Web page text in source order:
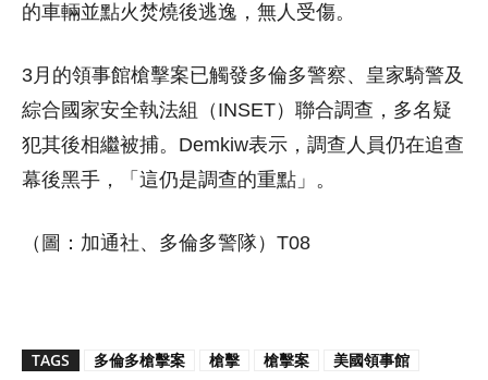
的車輛並點火焚燒後逃逸，無人受傷。
3月的領事館槍擊案已觸發多倫多警察、皇家騎警及
綜合國家安全執法組（INSET）聯合調查，多名疑
犯其後相繼被捕。Demkiw表示，調查人員仍在追查
幕後黑手，「這仍是調查的重點」。
（圖：加通社、多倫多警隊）T08
TAGS 多倫多槍擊案 槍擊 槍擊案 美國領事館